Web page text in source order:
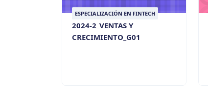
ESPECIALIZACIÓN EN FINTECH
2024-2_VENTAS Y
CRECIMIENTO_G01